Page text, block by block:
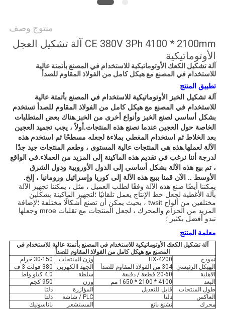
منتوج وصف
CE 380V 3Ph 4100 * 2100mm آلة تشكيل العجل
الأوتوماتيكية
آلة تشكيل الكعك الأوتوماتيكية للاستخدام في المصنع بأتمتة عالية
للاستخدام في المصنع مع هيكل كامل من الفولاذ المقاوم للصدأ
تطبيق المنتج
آلة تشكيل الخبز الأوتوماتيكية للاستخدام في المصنع بأتمتة عالية
للاستخدام في المصنع مع هيكل كامل من الفولاذ المقاوم للصدأ تستخدم
بشكل أساسي لصنع الخبز وأنواع أخرى من الخبز.هناك بعض المتطلبات
الخاصة حول العجين عندما نصنع هذه المنتجات.أولاً ، يجب تجميد العجين
بعد الخلاط ثم استخدام المغطي بملاءة لجعله مسطحًا ثم استخدم هذه
الآلة لعملها.هذه هي المنتجات عالية المستوى ، وطعم المنتجات جيد جدًا
لدرجة أننا نرغب في تقديم هذه الماكينة إلى المزيد من العملاء.في الواقع
، تم بيع هذه الآلة بشكل أساسي إلى الدول الأوروبية ودول الشرق
الأوسط .. الآن قمنا ببيع هذه الآلة إلى كوريا وإسرائيل ورومانيا ، إلخ.
يمكننا أيضًا صنع هذه الآلة وفقًا لطلب العميل ، مثل ، يمكننا تجهيز الآلة
بآلة الأغطية لجعل خط الإنتاج يعمل تلقائيًا ؛لتجهيز الماكينة بشكلين
مختلفين من ألواح twsit ، بحيث يمكن أن تصنع أشكالًا مختلفة ؛لإضافة
المزيد من الحزام والمحرك ، لجعل المنتجات مع تقلبات mroe وجعلها
تبدو أفضل بكثير ؛
معلمة المنتج
آلة تشكيل الكعك الأوتوماتيكية للاستخدام في المصنع بأتمتة عالية للاستخدام في
المصنع مع هيكل كامل من الفولاذ المقاوم للصدأ
نموذج
HX-4200 وزن المنتجات
30-150 جرام
الهيكل الرئيسي 304 من الفولاذ المقاوم للصدأ الجهد االكهربى
380 فولت 3 ف
الاهلية
20-60 قطعة / دقيقة سلطة
4.0 كيلو واط
البعد
4100 * 2100 * 1650 مم وزن
950 كجم
طول المنتجات
قابل للتعديل المؤازرة
دلتا
العاكس
دلتا PLC / شاشة
دلتا
محرك
تشنغ بانغ المستشعر باناسونيك